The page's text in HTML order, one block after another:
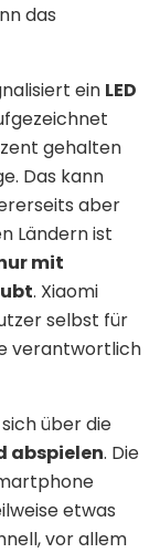
das
ein LED
gehalten
Das kann
aber
Ländern ist
mit
. Xiaomi
selbst für
verantwortlich
über die
abspielen. Die
etwas
vor allem